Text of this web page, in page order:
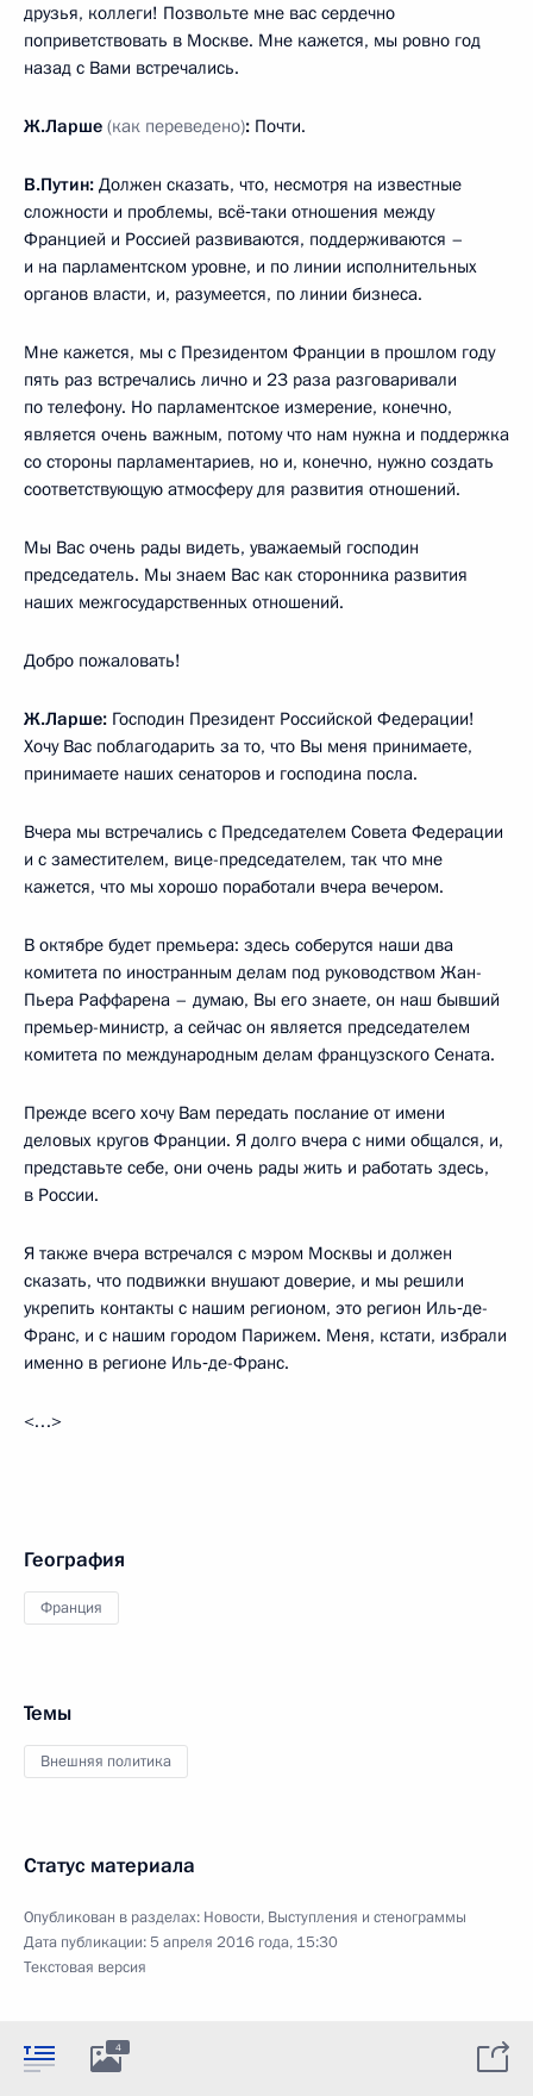
друзья, коллеги! Позвольте мне вас сердечно
поприветствовать в Москве. Мне кажется, мы ровно год
назад с Вами встречались.
Ж.Ларше (как переведено): Почти.
В.Путин: Должен сказать, что, несмотря на известные
сложности и проблемы, всё‑таки отношения между
Францией и Россией развиваются, поддерживаются –
и на парламентском уровне, и по линии исполнительных
органов власти, и, разумеется, по линии бизнеса.
Мне кажется, мы с Президентом Франции в прошлом году
пять раз встречались лично и 23 раза разговаривали
по телефону. Но парламентское измерение, конечно,
является очень важным, потому что нам нужна и поддержка
со стороны парламентариев, но и, конечно, нужно создать
соответствующую атмосферу для развития отношений.
Мы Вас очень рады видеть, уважаемый господин
председатель. Мы знаем Вас как сторонника развития
наших межгосударственных отношений.
Добро пожаловать!
Ж.Ларше: Господин Президент Российской Федерации!
Хочу Вас поблагодарить за то, что Вы меня принимаете,
принимаете наших сенаторов и господина посла.
Вчера мы встречались с Председателем Совета Федерации
и с заместителем, вице-председателем, так что мне
кажется, что мы хорошо поработали вчера вечером.
В октябре будет премьера: здесь соберутся наши два
комитета по иностранным делам под руководством Жан-
Пьера Раффарена – думаю, Вы его знаете, он наш бывший
премьер-министр, а сейчас он является председателем
комитета по международным делам французского Сената.
Прежде всего хочу Вам передать послание от имени
деловых кругов Франции. Я долго вчера с ними общался, и,
представьте себе, они очень рады жить и работать здесь,
в России.
Я также вчера встречался с мэром Москвы и должен
сказать, что подвижки внушают доверие, и мы решили
укрепить контакты с нашим регионом, это регион Иль‑де-
Франс, и с нашим городом Парижем. Меня, кстати, избрали
именно в регионе Иль‑де-Франс.
<…>
География
Франция
Темы
Внешняя политика
Статус материала
Опубликован в разделах: Новости, Выступления и стенограммы
Дата публикации:5 апреля 2016 года, 15:30
Текстовая версия
4